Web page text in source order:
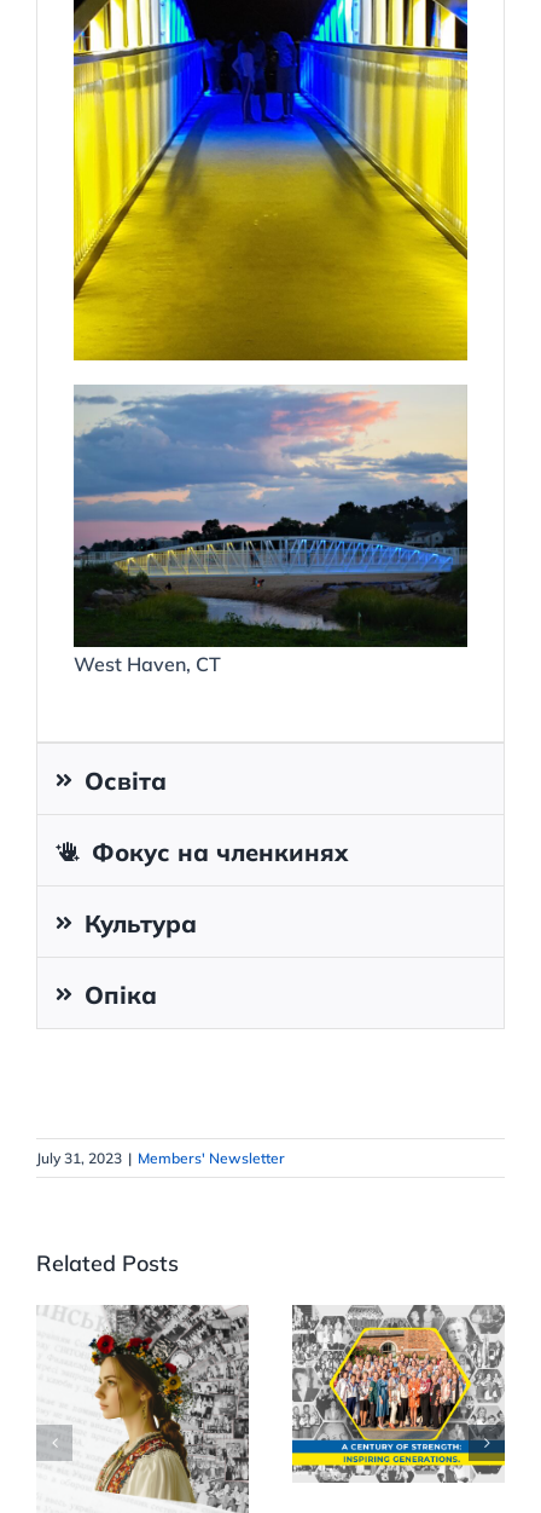
West Haven, CT
Освіта
Фокус на членкинях
Культура
Опіка
July 31, 2023 | Members' Newsletter
Related Posts
UNWLA
releases 2025
Impact
Report
the 100th
Anniversary
of the
Ukrainian
National
Women’s